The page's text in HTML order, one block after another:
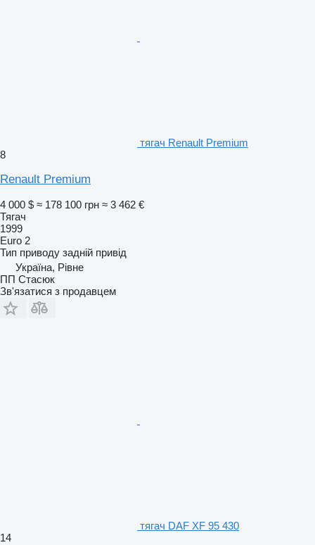
тягач Renault Premium
8
Renault Premium
4 000 $ ≈ 178 100 грн ≈ 3 462 €
Тягач
1999
Euro 2
Тип приводу задній привід
Україна, Рівне
ПП Стасюк
Зв'язатися з продавцем
тягач DAF XF 95 430
14